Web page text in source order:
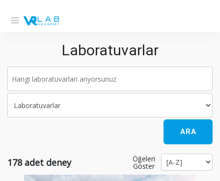
Laboratuvarlar
ARA
178adet deney Öğeleri
Göster